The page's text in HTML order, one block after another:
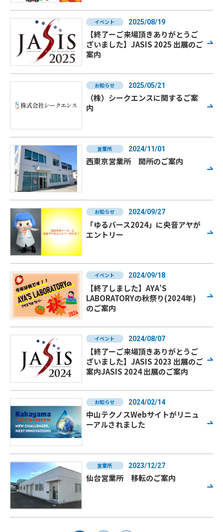
イベント 2025/08/19
【終了ーご来場頂きありがとうご
ざいました】JASIS 2025 出展のご
案内
お知らせ 2025/05/21
（株）シークエンスに関するご案
内
営業所 2024/11/01
西東京営業所 開所のご案内
お知らせ 2024/09/27
「ゆるバース2024」に央音アヤが
エントリー
イベント 2024/09/18
【終了しました】AYA’S
LABORATORYの秋祭り(2024年)
のご案内
イベント 2024/08/07
【終了ーご来場頂きありがとうご
ざいました】JASIS 2023 出展のご
案内JASIS 2024 出展のご案内
お知らせ 2024/02/14
中山テクノスWebサイトがリニュ
ーアルされました
営業所 2023/12/27
仙台営業所 移転のご案内